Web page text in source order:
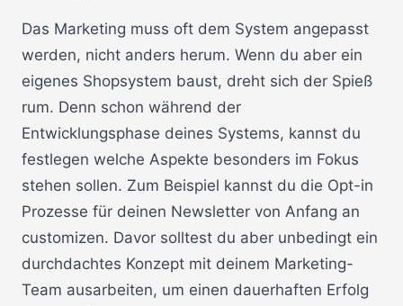
Das Marketing muss oft dem System angepasst
werden, nicht anders herum. Wenn du aber ein
eigenes Shopsystem baust, dreht sich der Spieß
rum. Denn schon während der
Entwicklungsphase deines Systems, kannst du
festlegen welche Aspekte besonders im Fokus
stehen sollen. Zum Beispiel kannst du die Opt-in
Prozesse für deinen Newsletter von Anfang an
customizen. Davor solltest du aber unbedingt ein
durchdachtes Konzept mit deinem Marketing-
Team ausarbeiten, um einen dauerhaften Erfolg